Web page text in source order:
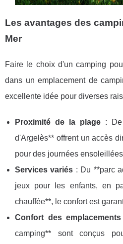
Les avantages des
Mer
Faire le choix d'un camping
dans un emplacement de
excellente idée pour diverses
Proximité de la plage: De
d'Argelès** offrent un accès
pour des journées
Services variés : Du **parc
jeux pour les enfants, en
chauffée**, le confort est
Confort des emplacements
camping** sont conçus